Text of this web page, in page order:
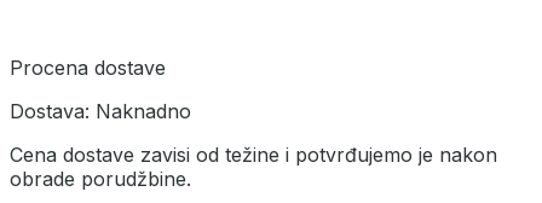
Procena dostave
Dostava: Naknadno
Cena dostave zavisi od težine i potvrđujemo je nakon
obrade porudžbine.